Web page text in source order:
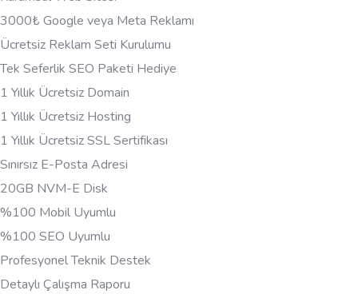
3000₺ Google veya Meta Reklamı
Ücretsiz Reklam Seti Kurulumu
Tek Seferlik SEO Paketi Hediye
1 Yıllık Ücretsiz Domain
1 Yıllık Ücretsiz Hosting
1 Yıllık Ücretsiz SSL Sertifikası
Sınırsız E-Posta Adresi
20GB NVM-E Disk
%100 Mobil Uyumlu
%100 SEO Uyumlu
Profesyonel Teknik Destek
Detaylı Çalışma Raporu